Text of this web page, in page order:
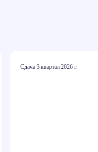
Сдача 3 квартал 2026 г.